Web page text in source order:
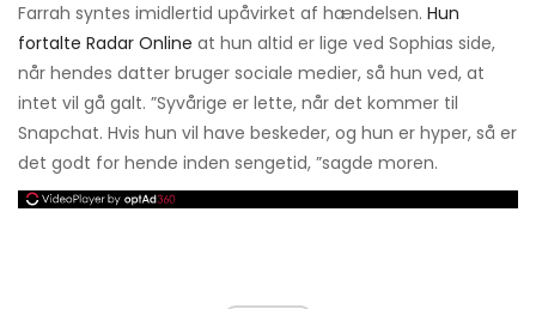
Farrah syntes imidlertid upåvirket af hændelsen. Hun
fortalte Radar Online at hun altid er lige ved Sophias side,
når hendes datter bruger sociale medier, så hun ved, at
intet vil gå galt. ”Syvårige er lette, når det kommer til
Snapchat. Hvis hun vil have beskeder, og hun er hyper, så er
det godt for hende inden sengetid, ”sagde moren.